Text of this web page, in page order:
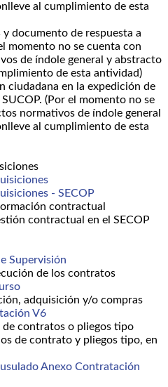
al cumplimiento de esta
documento de respuesta a
momento no se cuenta con
de índole general y abstracto
de esta antividad)
ciudadana en la expedición de
(Por el momento no se
normativos de índole general
al cumplimiento de esta
- SECOP
contractual
contractual en el SECOP
Supervisión
de los contratos
adquisición y/o compras
V6
de contratos o pliegos tipo
de contrato y pliegos tipo, en
Anexo Contratación